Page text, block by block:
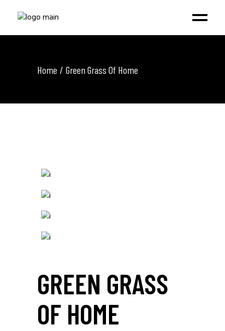
Home Green Grass Of Home
GREEN GRASS
OF HOME